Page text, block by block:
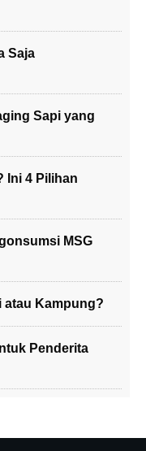
Saja
Sapi yang
Ini 4 Pilihan
MSG
atau Kampung?
Penderita